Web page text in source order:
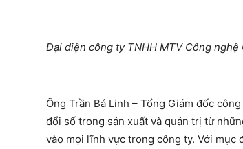
Đại diện công ty TNHH MTV Công
Ông Trần Bá Linh – Tổng Giám đốc
đổi số trong sản xuất và quản trị từ
vào mọi lĩnh vực trong công ty. Với mục